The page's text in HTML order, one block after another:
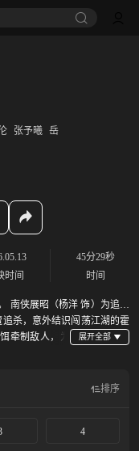
张予曦 岳
时间
45分29秒
时间
南侠展昭（杨洋 饰）为追查
杀，意外结识闯荡江湖的霍
牵制敌人，为
排序
4